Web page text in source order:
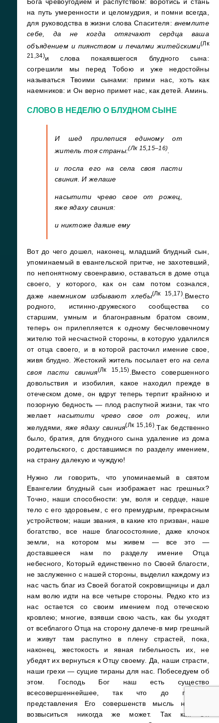
Бога чревоугодием и распутством: воротись и стань
на путь умеренности и целомудрия, и помни всегда,
для руководства в жизни слова Спасителя: внемлите
себе, да не когда отягчают сердца ваша
объядением и пиянством и печалми житейскими(Лк
21,34)и слова покаявшегося блудного сына:
согрешили мы перед Тобою и уже недостойны
называться Твоими сынами: прими нас, хоть как
наемников: и Он верно примет нас, как детей. Аминь.
СЛОВО В НЕДЕЛЮ О БЛУДНОМ СЫНЕ
И шед прилепися единому от
житель тоя страны:(Лк 15,15–16)
и посла его на села своя пасти
свиния. И желаше
насытити чрево свое от рожец,
яже ядаху свиния:
и никтоже даяше ему
Вот до чего дошел, наконец, младший блудный сын,
упоминаемый в евангельской притче, не захотевший,
по непонятному своенравию, оставаться в доме отца
своего, у которого, как он сам потом сознался,
даже наемником избывают хлебы(Лк 15,17).Вместо
родного, истинно-дружеского сообщества со
старшим, умным и благонравным братом своим,
теперь он прилепляется к одному бесчеловечному
жителю той несчастной стороны, в которую удалился
от отца своего, и в которой расточил имение свое,
живя блудно. Жестокий житель посылает его на села
своя пасти свиния(Лк 15,15) .Вместо совершенного
довольствия и изобилия, какое находил прежде в
отеческом доме, он вдруг теперь терпит крайнюю и
позорную бедность — плод распутной жизни, так что
желает насытити чрево свое от рожец , или
желудями, яже ядаху свиния(Лк 15,16).Так бедственно
было, братия, для блудного сына удаление из дома
родительского, с доставшимся по разделу имением,
на страну далекую и чуждую!
Нужно ли говорить, что упоминаемый в святом
Евангелии блудный сын изображает нас грешных?
Точно, наши способности: ум, воля и сердце, наше
тело с его здоровьем, с его премудрым, прекрасным
устройством; наши звания, в какие кто призван, наше
богатство, все наше благосостояние, даже клочок
земли, на котором мы живем — все это —
доставшееся нам по разделу имение Отца
небесного, Который единственно по Своей благости,
не заслуженно с нашей стороны, выделил каждому из
нас часть благ из Своей богатой сокровищницы и дал
нам волю идти на все четыре стороны. Редко кто из
нас остается со своим имением под отеческою
кровлею; многие, взявши свою часть, как бы уходят
от всеблагого Отца на сторону далече-в мир грешный
и живут там распутно в плену страстей, пока,
наконец, жестокость и явная гибельность их, не
убедят их вернуться к Отцу своему. Да, наши страсти,
наши грехи — сущие тираны для нас. Побеседуем об
этом. Господь Бог наш есть существо
всесовершеннейшее, так что до полного
представления Его совершенств мысль наша и
возвыситься никогда же может. Так как Он